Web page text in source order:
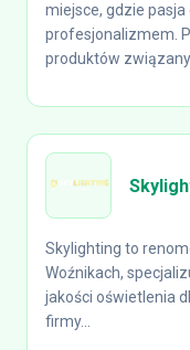
miejsce, gdzie
profesjonalizmem.
produktów
Skylighting to
Woźnikach,
jakości oświetlenia
firmy...